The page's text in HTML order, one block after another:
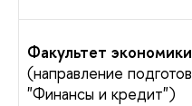
Факультет экономики
(направление
"Финансы и кредит")